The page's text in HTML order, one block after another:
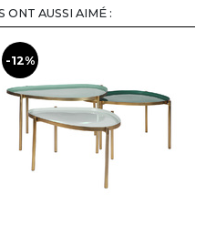
ONT AUSSI AIMÉ :
-12%